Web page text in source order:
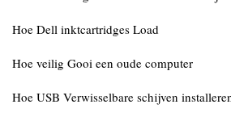
Hoe Dell inktcartridges Load
Hoe veilig Gooi een oude computer
Hoe USB Verwisselbare schijven